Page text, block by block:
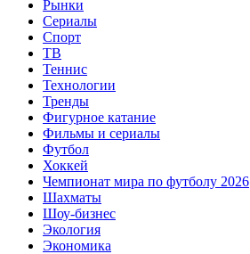
Рынки
Сериалы
Спорт
ТВ
Теннис
Технологии
Тренды
Фигурное катание
Фильмы и сериалы
Футбол
Хоккей
Чемпионат мира по футболу 2026
Шахматы
Шоу-бизнес
Экология
Экономика